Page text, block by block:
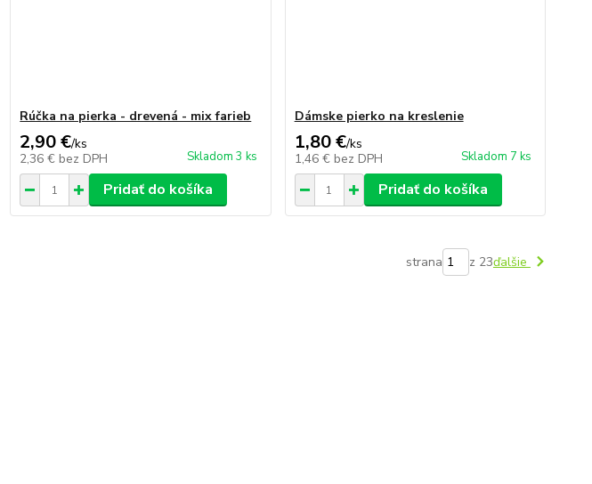
Rúčka na pierka - drevená - mix farieb
2,90 €/ks
2,36 € bez DPH Skladom 3 ks
Pridať do košíka
Dámske pierko na kreslenie
1,80 €/ks
1,46 € bez DPH Skladom 7 ks
Pridať do košíka
strana z 23ďalšie